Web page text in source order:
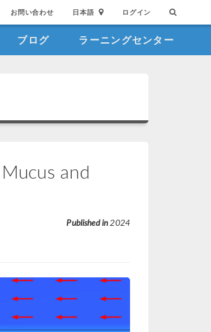
お問い合わせ 日本語 ログイン
ブログ ラーニングセンター
and
Published in 2024